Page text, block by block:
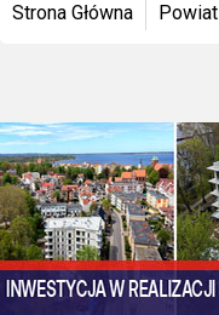
Strona Główna Powiat